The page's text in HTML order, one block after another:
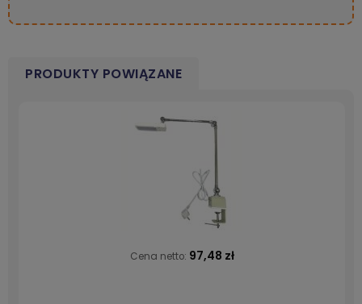
PRODUKTY POWIĄZANE
Cena netto: 97,48 zł